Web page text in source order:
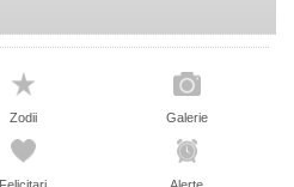
Zodii Galerie